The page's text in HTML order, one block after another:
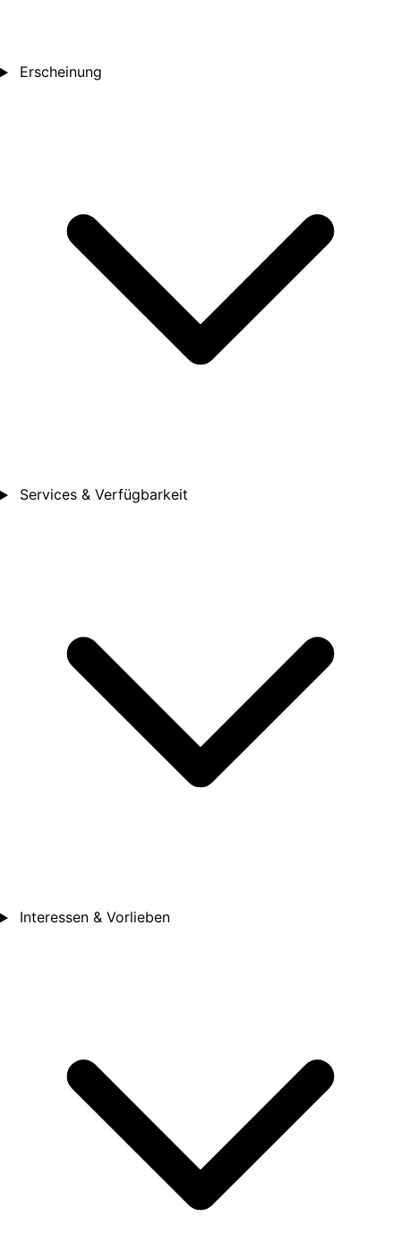
Erscheinung
Services & Verfügbarkeit
Interessen & Vorlieben